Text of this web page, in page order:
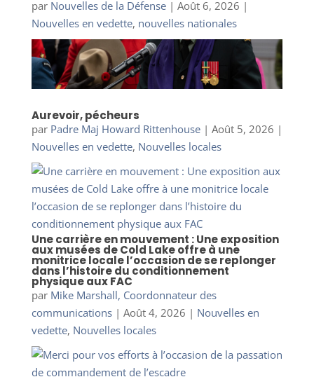
par Nouvelles de la Défense| Août 6, 2026 |
Nouvelles en vedette, nouvelles nationales
Aurevoir, pécheurs
par Padre Maj Howard Rittenhouse| Août 5, 2026 |
Nouvelles en vedette, Nouvelles locales
Une carrière en mouvement : Une exposition
aux musées de Cold Lake offre à une
monitrice locale l’occasion de se replonger
dans l’histoire du conditionnement
physique aux FAC
par Mike Marshall, Coordonnateur des
communications| Août 4, 2026 | Nouvelles en
vedette, Nouvelles locales